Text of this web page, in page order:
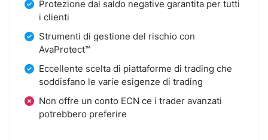
Protezione dal saldo negative garantita per tutti
i clienti
Strumenti di gestione del rischio con
AvaProtect™
Eccellente scelta di piattaforme di trading che
soddisfano le varie esigenze di trading
Non offre un conto ECN ce i trader avanzati
potrebbero preferire